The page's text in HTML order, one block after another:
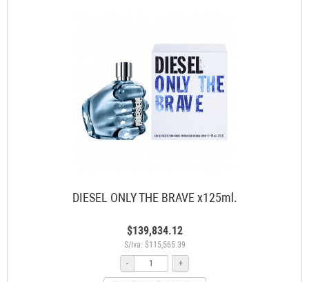
DIESEL ONLY THE BRAVE x125ml.
$139,834.12
S/Iva: $115,565.39
-
+